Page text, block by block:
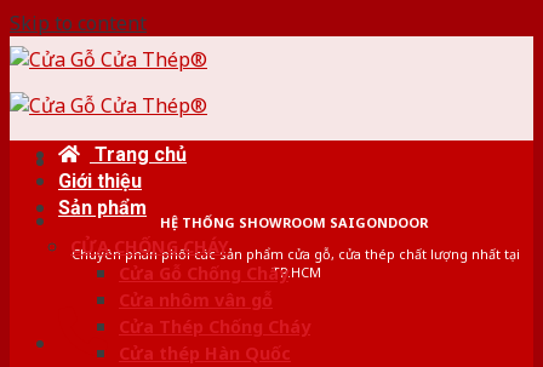
Skip to content
HỆ THỐNG SHOWROOM SAIGONDOOR
Chuyên phân phối các sản phẩm cửa gỗ, cửa thép chất lượng nhất tại
TP.HCM
Trang chủ
Giới thiệu
Sản phẩm
CỬA CHỐNG CHÁY
Cửa Gỗ Chống Cháy
Cửa nhôm vân gỗ
Cửa Thép Chống Cháy
Cửa thép Hàn Quốc